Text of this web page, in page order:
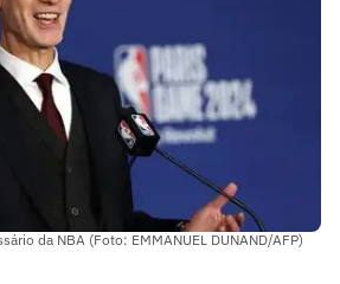
da NBA (Foto: EMMANUEL DUNAND/AFP)